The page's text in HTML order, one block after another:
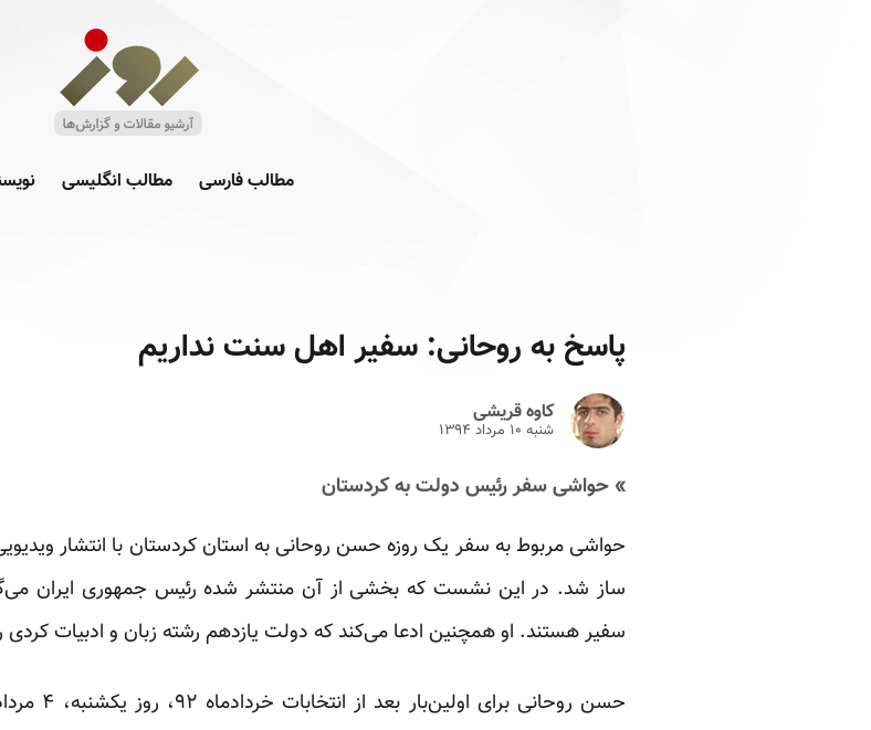
مطالب فارسی مطالب انگلیسی
پاسخ به روحانی: سفیر اهل سنت نداریم
کاوه قریشی
شنبه ۱۰ مرداد ۱۳۹۴
» حواشی سفر رئیس دولت به کردستان
حواشی مربوط به سفر یک روزه حسن روحانی به استان کردستان با انتشار
ساز شد. در این نشست که بخشی از آن منتشر شده رئیس جمهوری ایران
سفیر هستند. او همچنین ادعا می‌کند که دولت یازدهم رشته زبان و ادبیات کردی
حسن